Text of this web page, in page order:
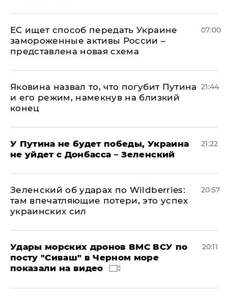
ЕС ищет способ передать Украине
замороженные активы России –
представлена новая схема
07:00
Яковина назвал то, что погубит Путина
и его режим, намекнув на близкий
конец
21:44
У Путина не будет победы, Украина
не уйдет с Донбасса – Зеленский
21:22
Зеленский об ударах по Wildberries:
там впечатляющие потери, это успех
украинских сил
20:57
Удары морских дронов ВМС ВСУ по
посту "Сиваш" в Черном море
показали на видео
20:11